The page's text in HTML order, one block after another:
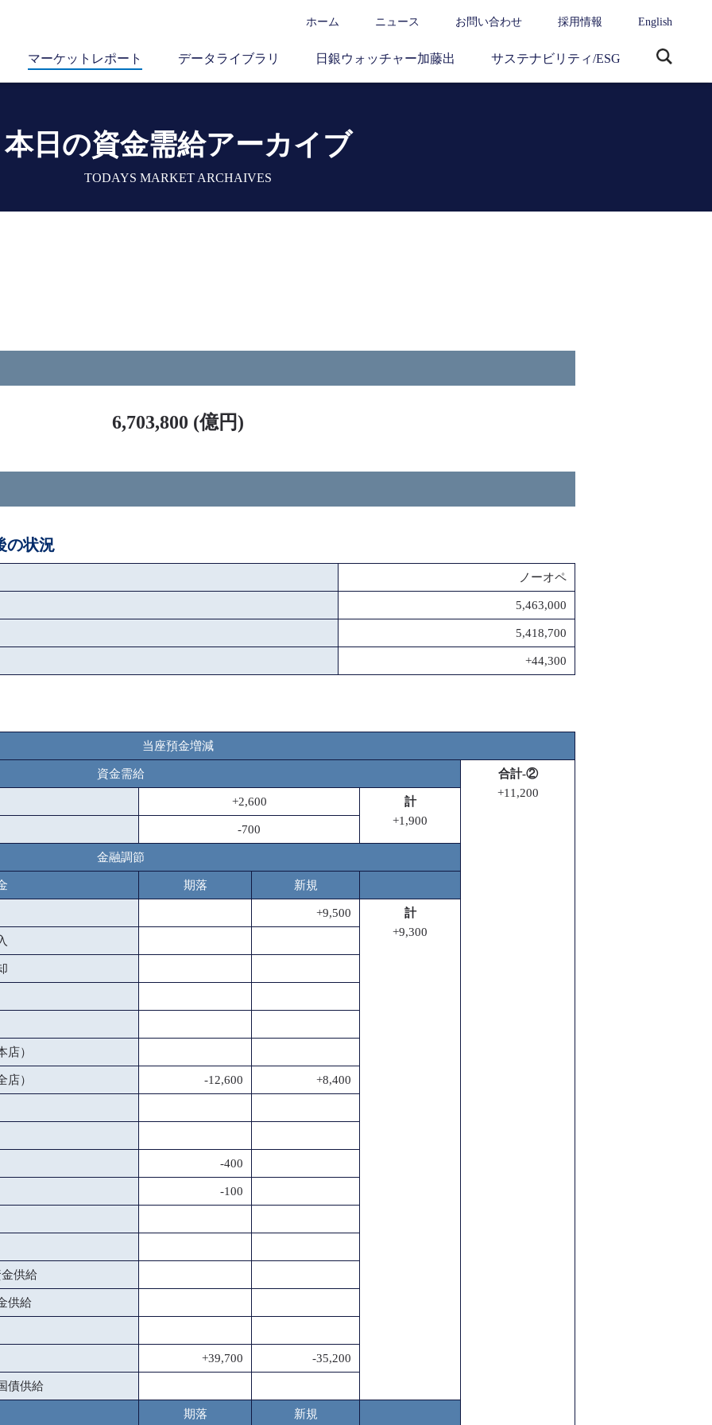
ホーム ニュース お問い合わせ 採用情報 English
マーケットレポート データライブラリ 日銀ウォッチャー加藤出 サステナビリティ/ESG
本日の資金需給アーカイブ
TODAYS MARKET ARCHAIVES
6,703,800 (億円)
の状況
ノーオペ
5,463,000
5,418,700
+44,300
当座預金増減
資金需給
合計-②
+11,200
+2,600
計
+1,900
-700
金融調節
期落 新規
+9,500
計
+9,300
）
） -12,600 +8,400
-400
-100
供給
供給
+39,700 -35,200
債供給
期落 新規